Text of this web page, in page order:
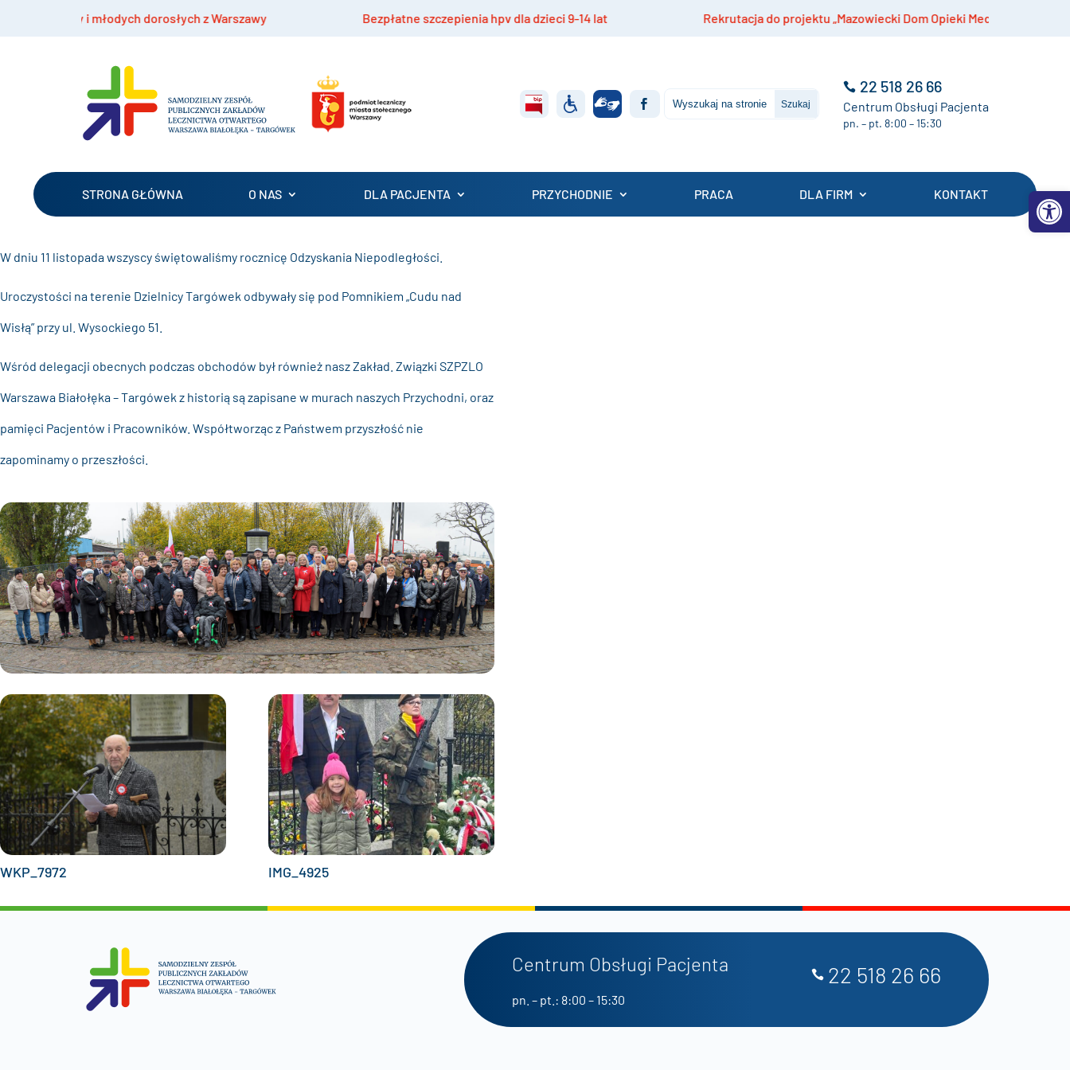
i młodych dorosłych z Warszawy Bezpłatne szczepienia hpv dla dzieci 9-14 lat Rekrutacja do projektu „Mazowiecki Dom Opieki Medycznej”
22 518 26 66
Centrum Obsługi Pacjenta
pn. – pt. 8:00 – 15:30
STRONA GŁÓWNA O NAS DLA PACJENTA PRZYCHODNIE PRACA DLA FIRM KONTAKT
W dniu 11 listopada wszyscy świętowaliśmy rocznicę Odzyskania Niepodległości.
Uroczystości na terenie Dzielnicy Targówek odbywały się pod Pomnikiem „Cudu nad
Wisłą” przy ul. Wysockiego 51.
Wśród delegacji obecnych podczas obchodów był również nasz Zakład. Związki SZPZLO
Warszawa Białołęka – Targówek z historią są zapisane w murach naszych Przychodni, oraz
pamięci Pacjentów i Pracowników. Współtworząc z Państwem przyszłość nie
zapominamy o przeszłości.
WKP_7972 IMG_4925
Centrum Obsługi Pacjenta
pn. – pt.: 8:00 – 15:30
22 518 26 66